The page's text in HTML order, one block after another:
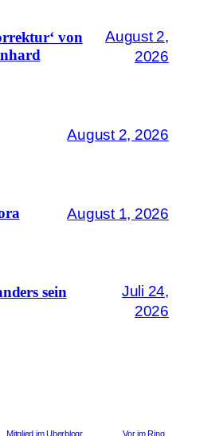
von
August 2,
2026
August 2, 2026
August 1, 2026
sein
Juli 24,
2026
Mitglied im Uberblogr Vor im Ring